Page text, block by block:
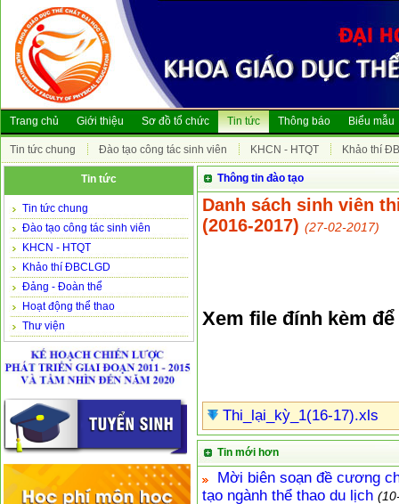
Trang chủ Giới thiệu Sơ đồ tổ chức Tin tức
Tin tức chung Đào tạo công tác sinh viên KHCN - HTQT Khảo thí
Thông báo Biểu mẫu
Tin tức
Tin tức chung
Đào tạo công tác sinh viên
KHCN - HTQT
Khảo thí ĐBCLGD
Đảng - Đoàn thể
Hoạt động thể thao
Thư viện
Thông tin đào tạo
Danh sách sinh viên
(2016-2017) (27-02-2017)
Xem file đính kèm
Thi_lại_kỳ_1(16-17).xls
Tin mới hơn
Mời biên soạn đề cương
tạo ngành thể thao du lịch